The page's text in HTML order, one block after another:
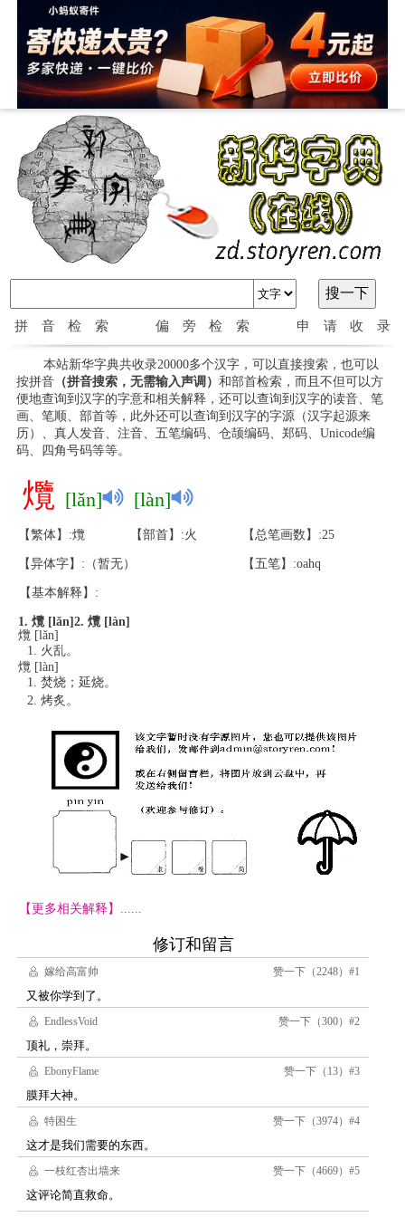
拼音检索 偏旁检索 申请收录
本站新华字典共收录20000多个汉字，可以直接搜索，也可以
按拼音（拼音搜索，无需输入声调） 和部首检索，而且不但可以方
便地查询到汉字的字意和相关解释，还可以查询到汉字的读音、笔
画、笔顺、部首等，此外还可以查询到汉字的字源（汉字起源来
历）、真人发音、注音、五笔编码、仓颉编码、郑码、Unicode编
码、四角号码等等。
爦 [lǎn] [làn]
【繁体】:爦 【部首】:火 【总笔画数】:25
【异体字】:（暂无） 【五笔】:oahq
【基本解释】:
1. 爦 [lǎn] 2. 爦 [làn]
爦 [lǎn]
火乱。
爦 [làn]
焚烧；延烧。
烤炙。
【更多相关解释】......